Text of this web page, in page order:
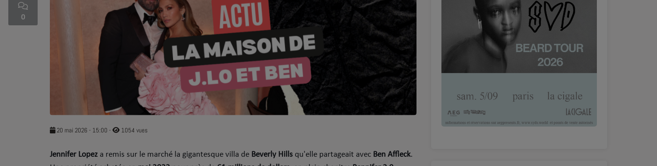
5 bonnes raisons
URBAN CULTURE
0
20 mai 2026 - 15:00 - 1054 vues
Jennifer Lopez a remis sur le marché la gigantesque villa de Beverly Hills qu'elle partageait avec Ben Affleck.